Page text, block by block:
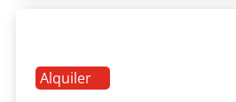
Alquiler